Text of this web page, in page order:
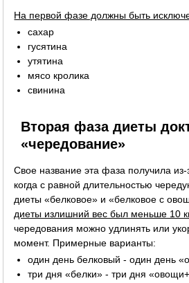
На первой фазе должны быть
сахар
гусятина
утятина
мясо кролика
свинина
Вторая фаза диеты
«чередование»
Свое название эта фаза получила из-
когда с равной длительностью
диеты «белковое» и «белковое с
диеты излишний вес был меньше 10
чередования можно удлинять или
момент. Примерные варианты:
один день белковый - один день
три дня «белки» - три дня